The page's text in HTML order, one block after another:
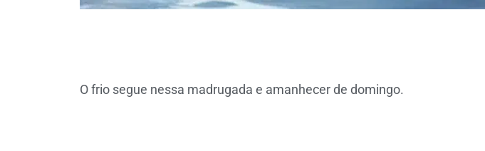
O frio segue nessa madrugada e amanhecer de domingo.